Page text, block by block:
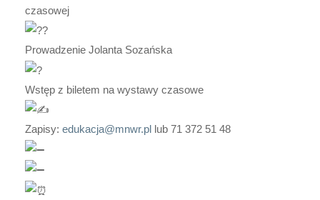
czasowej
Prowadzenie Jolanta Sozańska
Wstęp z biletem na wystawy czasowe
Zapisy: edukacja@mnwr.pl lub 71 372 51 48